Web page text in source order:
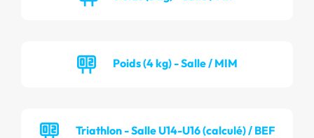
Poids (4 kg) - Salle / MIM
Triathlon - Salle U14-U16 (calculé) / BEF